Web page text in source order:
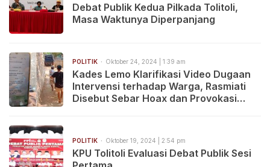
Debat Publik Kedua Pilkada Tolitoli,
Masa Waktunya Diperpanjang
POLITIK Oktober 24, 2024 | 1:39 am
Kades Lemo Klarifikasi Video Dugaan
Intervensi terhadap Warga, Rasmiati
Disebut Sebar Hoax dan Provokasi
POLITIK Oktober 19, 2024 | 2:54 pm
KPU Tolitoli Evaluasi Debat Publik Sesi